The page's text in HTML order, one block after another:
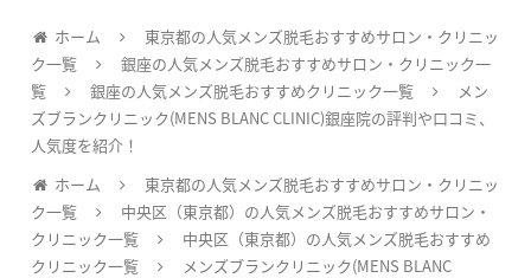
ホーム
東京都の人気メンズ脱毛おすすめサロン・クリニッ
ク一覧
銀座の人気メンズ脱毛おすすめサロン・クリニック一
覧
銀座の人気メンズ脱毛おすすめクリニック一覧
メン
ズブランクリニック(MENS BLANC CLINIC)銀座院の評判や口コミ、
人気度を紹介！
ホーム
東京都の人気メンズ脱毛おすすめサロン・クリニッ
ク一覧
中央区（東京都）の人気メンズ脱毛おすすめサロン・
クリニック一覧
中央区（東京都）の人気メンズ脱毛おすすめ
クリニック一覧
メンズブランクリニック(MENS BLANC